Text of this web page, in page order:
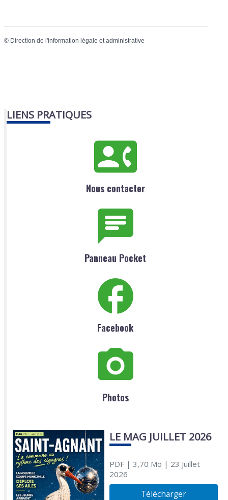
© Direction de l'information légale et administrative
LIENS PRATIQUES
Nous contacter
Panneau Pocket
Facebook
Photos
LE MAG JUILLET 2026
PDF| 3,70 Mo | 23 Juillet
2026
Télécharger